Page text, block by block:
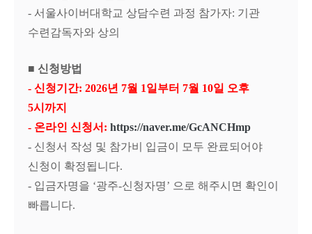
- 서울사이버대학교 상담수련 과정 참가자: 기관
수련감독자와 상의
■ 신청방법
- 신청기간: 2026년 7월 1일부터 7월 10일 오후
5시까지
- 온라인 신청서 : https://naver.me/GcANCHmp
- 신청서 작성 및 참가비 입금이 모두 완료되어야
신청이 확정됩니다.
- 입금자명을 ‘광주-신청자명’ 으로 해주시면 확인이
빠릅니다.